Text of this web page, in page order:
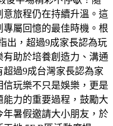
旅程仍在持續升溫。這
屬回憶的最佳時機。根
出，超過9成家長認為玩
助於培養創造力、溝通
過9成台灣家長認為家
玩樂不只是娛樂，更是
力的重要過程，鼓勵大
暑假邀請大小朋友，於